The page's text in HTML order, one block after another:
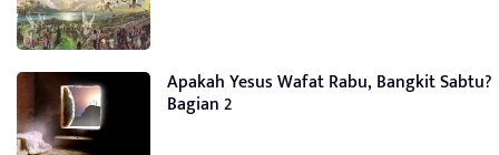
Apakah Yesus Wafat Rabu, Bangkit Sabtu?
Bagian 2